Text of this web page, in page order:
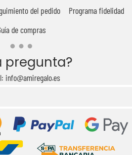
del pedido
Programa fidelidad
de compras
pregunta?
info@amiregalo.es